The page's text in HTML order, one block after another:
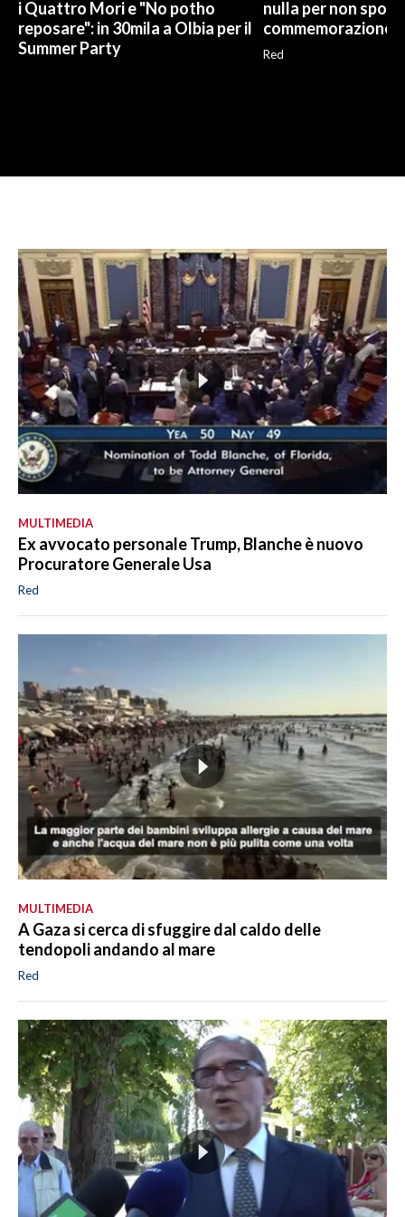
i Quattro Mori e "No potho
reposare": in 30mila a Olbia per il
Summer Party
nulla per non
commemorazione
Red
MULTIMEDIA
Ex avvocato personale Trump, Blanche è nuovo
Procuratore Generale Usa
Red
MULTIMEDIA
A Gaza si cerca di sfuggire dal caldo delle
tendopoli andando al mare
Red